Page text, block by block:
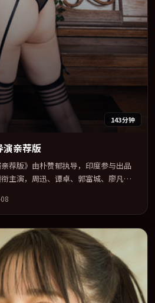
143分钟
亲荐版
荐版》由朴赞郁执导，印度参与出品
主演，周迅、谭卓、郭富城、廖凡联
演与视听上力求统一。定于 2018-03-
亮相，2018 年度话题片中口碑稳健，
观众完整观看。